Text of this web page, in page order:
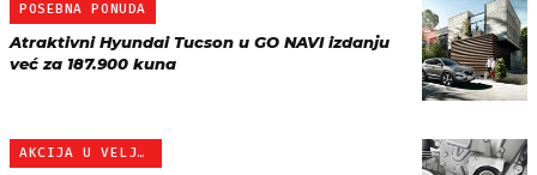
POSEBNA PONUDA
Atraktivni Hyundai Tucson u GO NAVI izdanju
već za 187.900 kuna
AKCIJA U VELJAČI